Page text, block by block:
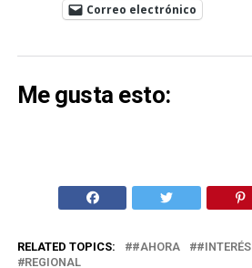
Correo electrónico
Me gusta esto:
RELATED TOPICS: #AHORA #INTERÉS
REGIONAL